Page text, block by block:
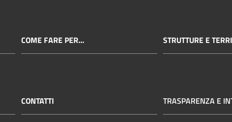
COME FARE PER... STRUTTURE E
CONTATTI TRASPARENZA E